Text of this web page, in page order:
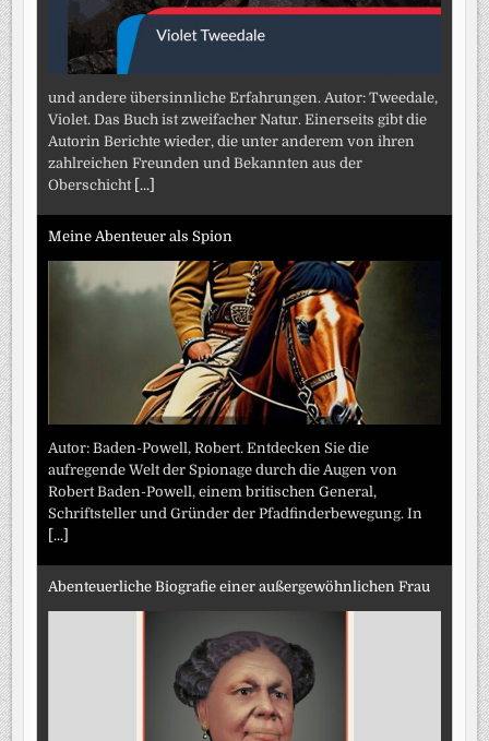
und andere übersinnliche Erfahrungen. Autor: Tweedale,
Violet. Das Buch ist zweifacher Natur. Einerseits gibt die
Autorin Berichte wieder, die unter anderem von ihren
zahlreichen Freunden und Bekannten aus der
Oberschicht [...]
Meine Abenteuer als Spion
Autor: Baden-Powell, Robert. Entdecken Sie die
aufregende Welt der Spionage durch die Augen von
Robert Baden-Powell, einem britischen General,
Schriftsteller und Gründer der Pfadfinderbewegung. In
[...]
Abenteuerliche Biografie einer außergewöhnlichen Frau